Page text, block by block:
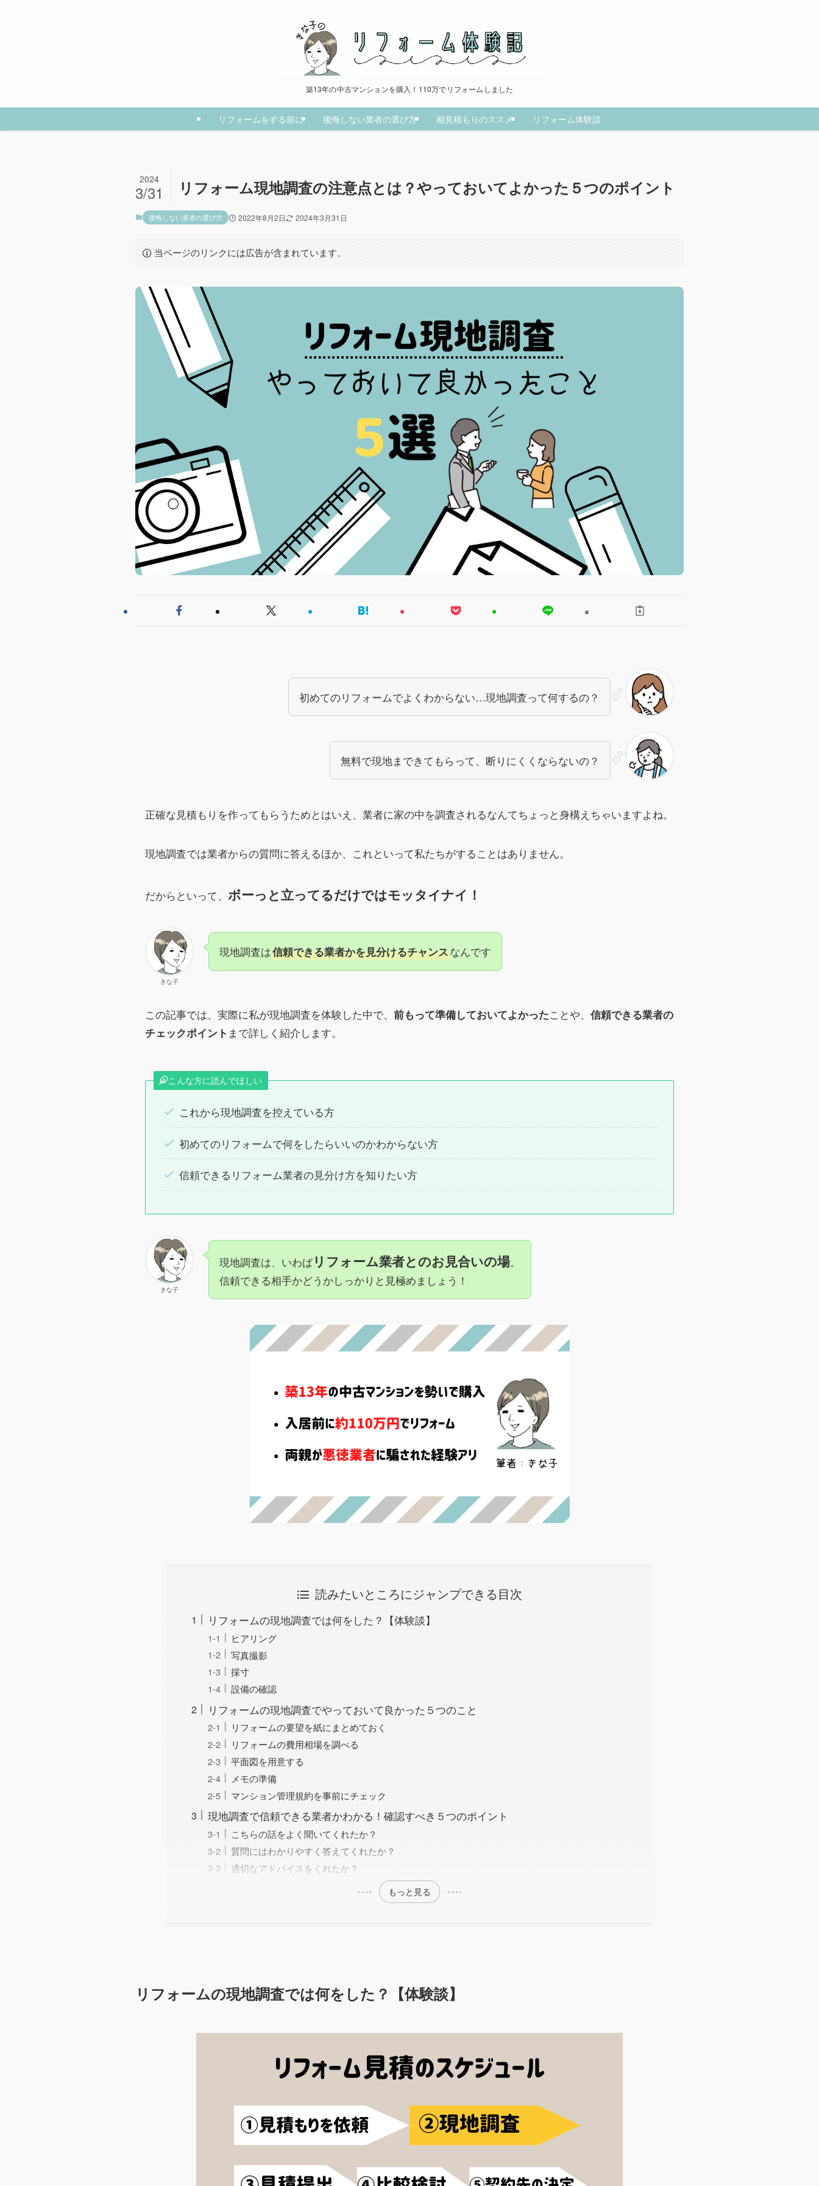
築13年の中古マンションを購入！110万でリフォームしました
リフォームをする前に 後悔しない業者の選び方 相見積もりのススメ リフォーム体験談
リフォーム現地調査の注意点とは？やっておいてよかった５つのポイント
2024
3/31
後悔しない業者の選び方 2022年8月2日 2024年3月31日
当ページのリンクには広告が含まれています。
初めてのリフォームでよくわからない…現地調査って何するの？
無料で現地まできてもらって、断りにくくならないの？
正確な見積もりを作ってもらうためとはいえ、業者に家の中を調査されるなんてちょっと身構えちゃいますよね。
現地調査では業者からの質問に答えるほか、これといって私たちがすることはありません。
だからといって、 ボーっと立ってるだけではモッタイナイ！
きな子
現地調査は信頼できる業者かを見分けるチャンスなんです
この記事では、実際に私が現地調査を体験した中で、 前もって準備しておいてよかったことや、 信頼できる業者の
チェックポイント まで詳しく紹介します。
こんな方に読んでほしい
これから現地調査を控えている方
初めてのリフォームで何をしたらいいのかわからない方
信頼できるリフォーム業者の見分け方を知りたい方
きな子
現地調査は、いわばリフォーム業者とのお見合いの場。
信頼できる相手かどうかしっかりと見極めましょう！
読みたいところにジャンプできる目次
リフォームの現地調査では何をした？【体験談】
ヒアリング
写真撮影
採寸
設備の確認
リフォームの現地調査でやっておいて良かった５つのこと
リフォームの要望を紙にまとめておく
リフォームの費用相場を調べる
平面図を用意する
メモの準備
マンション管理規約を事前にチェック
現地調査で信頼できる業者かわかる！確認すべき５つのポイント
こちらの話をよく聞いてくれたか？
質問にはわかりやすく答えてくれたか？
適切なアドバイスをくれたか？
もっと見る
リフォームの現地調査では何をした？【体験談】